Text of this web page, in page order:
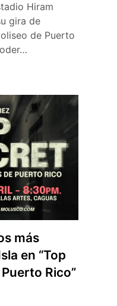
Hiram
gira de
de Puerto
más
en “Top
Rico”